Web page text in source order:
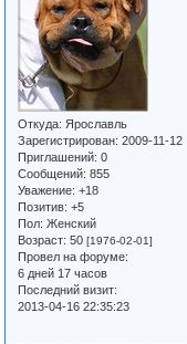
Откуда: Ярославль
Зарегистрирован: 2009-11-12
Приглашений: 0
Сообщений: 855
Уважение: +18
Позитив: +5
Пол: Женский
Возраст: 50[1976-02-01]
Провел на форуме:
6 дней 17 часов
Последний визит:
2013-04-16 22:35:23